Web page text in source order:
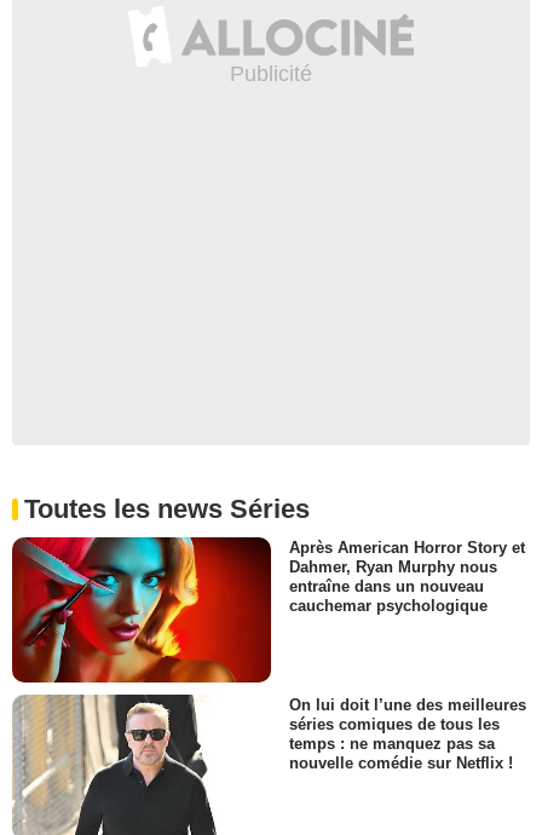
Toutes les news Séries
Après American Horror Story et
Dahmer, Ryan Murphy nous
entraîne dans un nouveau
cauchemar psychologique
On lui doit l’une des meilleures
séries comiques de tous les
temps : ne manquez pas sa
nouvelle comédie sur Netflix !